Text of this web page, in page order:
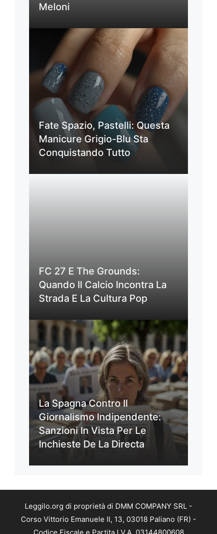
Meloni
Fate Spazio, Pastelli: Questa
Manicure Grigio-Blu Sta
Conquistando Tutto
FC 27 E The Grounds:
Quando Il Calcio Incontra La
Strada E La Cultura Pop
La Spagna Contro Il
Giornalismo Indipendente:
Sanzioni In Vista Per Le
Inchieste De La Directa
Leggilo.org di proprietà di DMM COMPANY SRL -
Corso Vittorio Emanuele II, 13, 03018 Paliano (FR) -